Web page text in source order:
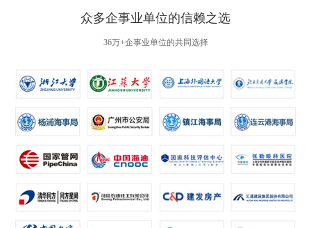
众多企事业单位的信赖之选
36万+企事业单位的共同选择